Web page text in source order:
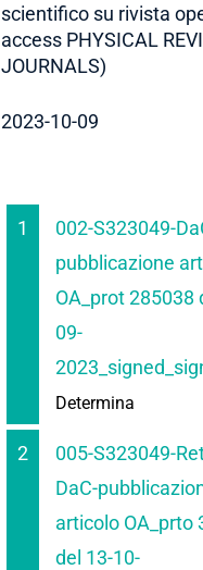
scientifico su rivista
access PHYSICAL
JOURNALS)
2023-10-09
1
002-S323049-
pubblicazione
OA_prot 285038
09-
Determina
2
005-S323049-
DaC-
articolo OA_prto
del 13-10-